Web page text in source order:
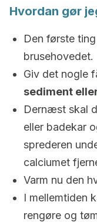
Hvordan gør
Den første
brusehovedet.
Giv det nogle
sediment
Dernæst skal
eller badekar
sprederen
calciumet
Varm nu den
I mellemtiden
rengøre og